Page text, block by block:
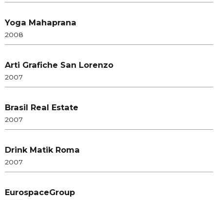
Yoga Mahaprana
2008
Arti Grafiche San Lorenzo
2007
Brasil Real Estate
2007
Drink Matik Roma
2007
EurospaceGroup